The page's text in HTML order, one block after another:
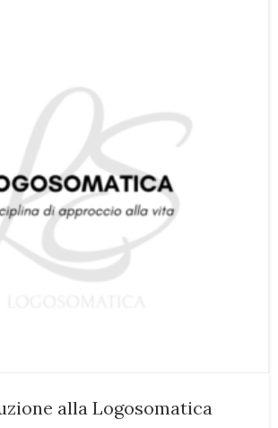
alla Logosomatica